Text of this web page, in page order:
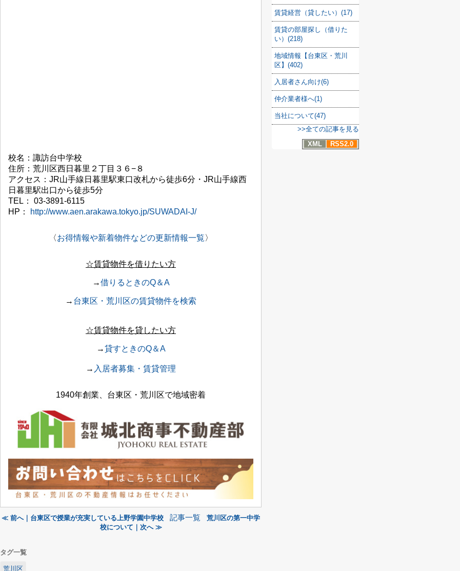
校名：諏訪台中学校
住所： 荒川区西日暮里２丁目３６−８
アクセス： JR山手線日暮里駅東口改札から徒歩6分・ JR山手線西
日暮里駅出口から徒歩5分
TEL：
03-3891-6115
HP：
http://www.aen.arakawa.tokyo.jp/SUWADAI-J/
〈お得情報や新着物件などの更新情報一覧〉
☆賃貸物件を借りたい方
→借りるときのQ＆A
→ 台東区・荒川区の賃貸物件を検索
☆賃貸物件を貸したい方
→貸すときのQ＆A
→ 入居者募集・賃貸管理
1940年創業、台東区・荒川区で地域密着
≪ 前へ｜台東区で授業が充実している上野学園中学校 記事一覧
荒川区の第一中学
校について｜次へ ≫
タグ一覧
荒川区
賃貸経営（貸したい）(17)
賃貸の部屋探し（借りた
い）(218)
地域情報【台東区・荒川
区】(402)
入居者さん向け(6)
仲介業者様へ(1)
当社について(47)
>>全ての記事を見る
XML
RSS2.0